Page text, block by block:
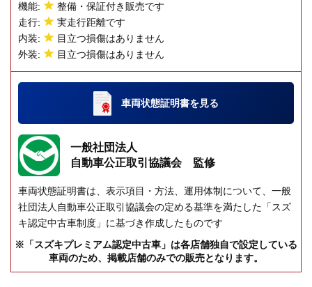
機能:
整備・保証付き販売です
走行:
実走行距離です
内装:
目立つ損傷はありません
外装:
目立つ損傷はありません
車両状態証明書を見る
一般社団法人
自動車公正取引協議会 監修
車両状態証明書は、表示項目・方法、運用体制について、一般
社団法人自動車公正取引協議会の定める基準を満たした「スズ
キ認定中古車制度」に基づき作成したものです
※「スズキプレミアム認定中古車」は各店舗独自で設定している
車両のため、掲載店舗のみでの販売となります。